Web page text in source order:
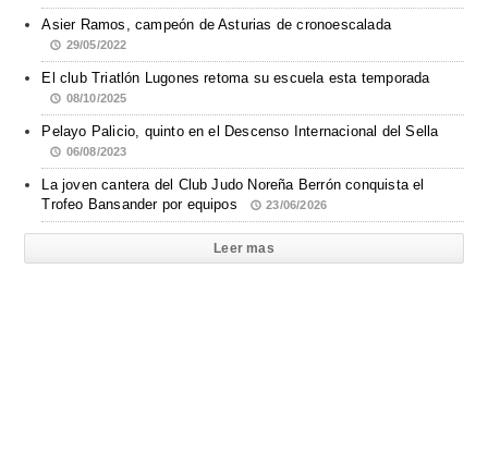
Asier Ramos, campeón de Asturias de cronoescalada
29/05/2022
El club Triatlón Lugones retoma su escuela esta temporada
08/10/2025
Pelayo Palicio, quinto en el Descenso Internacional del Sella
06/08/2023
La joven cantera del Club Judo Noreña Berrón conquista el
Trofeo Bansander por equipos
23/06/2026
Leer mas